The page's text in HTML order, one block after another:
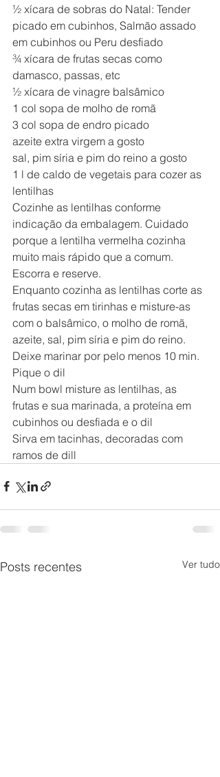
½ xícara de sobras do Natal: Tender
picado em cubinhos, Salmão assado
em cubinhos ou Peru desfiado
¾ xícara de frutas secas como
damasco, passas, etc
½ xícara de vinagre balsâmico
1 col sopa de molho de romã
3 col sopa de endro picado
azeite extra virgem a gosto
sal, pim síria e pim do reino a gosto
1 l de caldo de vegetais para cozer as
lentilhas
Cozinhe as lentilhas conforme
indicação da embalagem. Cuidado
porque a lentilha vermelha cozinha
muito mais rápido que a comum.
Escorra e reserve.
Enquanto cozinha as lentilhas corte as
frutas secas em tirinhas e misture-as
com o balsâmico, o molho de romã,
azeite, sal, pim síria e pim do reino.
Deixe marinar por pelo menos 10 min.
Pique o dil
Num bowl misture as lentilhas, as
frutas e sua marinada, a proteína em
cubinhos ou desfiada e o dil
Sirva em tacinhas, decoradas com
ramos de dill
Posts recentes Ver tudo